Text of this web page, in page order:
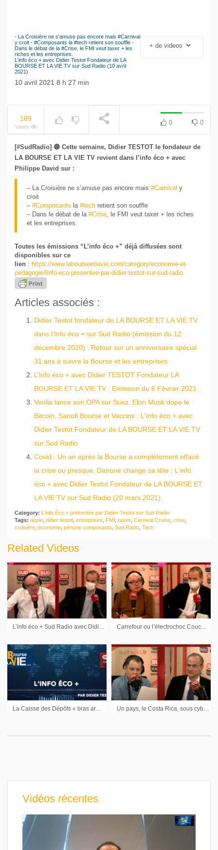
NOW PLAYING
Le séisme industriel
Volkswagen
- La Croisière ne s'amuse pas encore mais #Carnival
y croit - #Composants la #tech retient son souffle -
Dans le débat de la #Crise, le FMI veut taxer + les
riches et les entreprises.
L'info éco + avec Didier Testot Fondateur de LA
BOURSE ET LA VIE TV sur Sud Radio (10 avril
2021)
10 avril 2021 8 h 27 min
+ de videos
189
Views
0 0
[#SudRadio] 🔴 Cette semaine, Didier TESTOT le fondateur de
LA BOURSE ET LA VIE TV revient dans l’info éco + avec
Philippe David sur :
– La Croisière ne s’amuse pas encore mais #Carnival y
croit
– #Composants la #tech retient son souffle
– Dans le débat de la #Crise, le FMI veut taxer + les riches
et les entreprises.
Toutes les émissions “L’info éco +” déjà diffusées sont
disponibles sur ce
lien : https://www.labourseetlavie.com/category/economie-et-
pedagogie/linfo-eco-presentee-par-didier-testot-sur-sud-radio
Articles associés :
Didier Testot fondateur de LA BOURSE ET LA VIE TV
dans l’Info éco + sur Sud Radio (émission du 12
décembre 2020) : Retour sur un anniversaire spécial
31 ans à suivre la Bourse et les entreprises
L’info éco + avec Didier TESTOT Fondateur LA
BOURSE ET LA VIE TV : Emission du 6 Février 2021
Veolia lance son OPA sur Suez, Elon Musk dope le
Bitcoin, Sanofi Bourse et Vaccins : L'info éco + avec
Didier Testot Fondateur de LA BOURSE ET LA VIE TV
sur Sud Radio
Covid : Un an après la Bourse a complètement effacé
la crise ou presque, Danone change sa tête : L'info
éco + avec Didier Testot Fondateur de LA BOURSE ET
LA VIE TV sur Sud Radio (20 mars 2021)
Category: L'info Éco + présentée par Didier Testot sur Sud Radio
Tags: apple didier testot entreprises FMI taxes Carnival Cruise crise
croisière économie pénurie composants Sud Radio Tech
Related Videos
L’info éco + Sud Radio avec Didier Testot LA BOURSE ET LA VIE TV (émission du 21 novembre 2020) Carrefour ou l’électrochoc Couche-Tard à la Bourse de Paris
Vidéos récentes